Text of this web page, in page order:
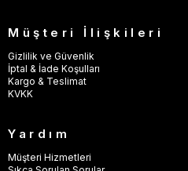
Müşteri İlişkileri
Gizlilik ve Güvenlik
İptal & İade Koşulları
Kargo & Teslimat
KVKK
Yardım
Müşteri Hizmetleri